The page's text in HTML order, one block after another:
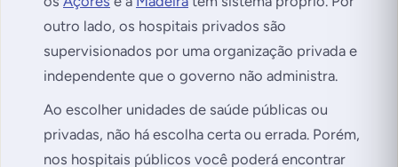
outro lado, os hospitais privados são
supervisionados por uma organização privada e
independente que o governo não administra.
Ao escolher unidades de saúde públicas ou
privadas, não há escolha certa ou errada. Porém,
nos hospitais públicos você poderá encontrar